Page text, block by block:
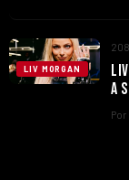
LIV MORGAN
A
Por